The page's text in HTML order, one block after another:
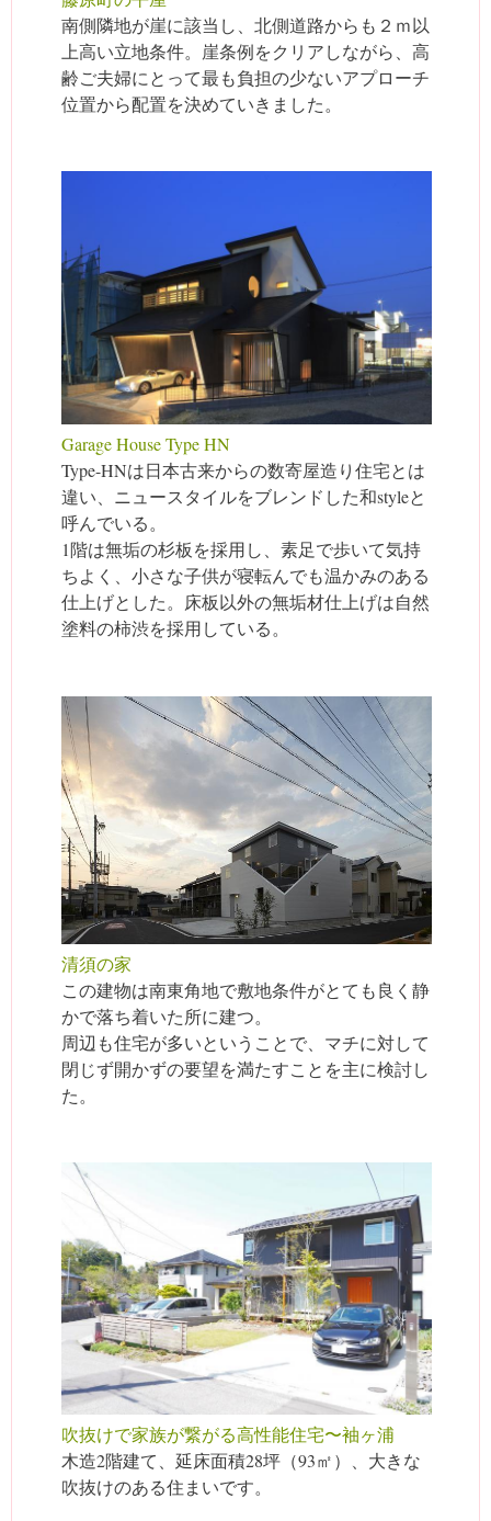
南側隣地が崖に該当し、北側道路からも２ｍ以
上高い立地条件。崖条例をクリアしながら、高
齢ご夫婦にとって最も負担の少ないアプローチ
位置から配置を決めていきました。
Garage House Type HN
Type-HNは日本古来からの数寄屋造り住宅とは
違い、ニュースタイルをブレンドした和styleと
呼んでいる。
1階は無垢の杉板を採用し、素足で歩いて気持
ちよく、小さな子供が寝転んでも温かみのある
仕上げとした。床板以外の無垢材仕上げは自然
塗料の柿渋を採用している。
清須の家
この建物は南東角地で敷地条件がとても良く静
かで落ち着いた所に建つ。
周辺も住宅が多いということで、マチに対して
閉じず開かずの要望を満たすことを主に検討し
た。
吹抜けで家族が繋がる高性能住宅〜袖ヶ浦
木造2階建て、延床面積28坪（93㎡）、大きな
吹抜けのある住まいです。